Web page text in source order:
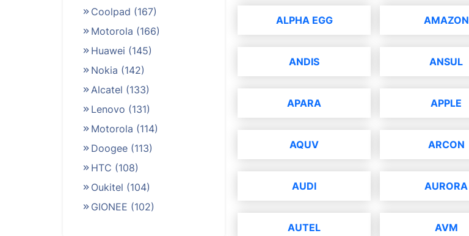
Coolpad (167)
Motorola (166)
Huawei (145)
Nokia (142)
Alcatel (133)
Lenovo (131)
Motorola (114)
Doogee (113)
HTC (108)
Oukitel (104)
GIONEE (102)
ALPHA EGG AMAZON
ANDIS ANSUL
APARA APPLE
AQUV ARCON
AUDI AURORA
AUTEL AVM